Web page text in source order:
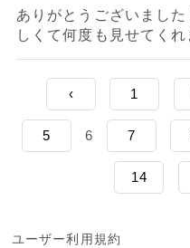
ありがとうございまし
しくて何度も見せてくれ
‹ 1
5 6 7
14
ユーザー利用規約